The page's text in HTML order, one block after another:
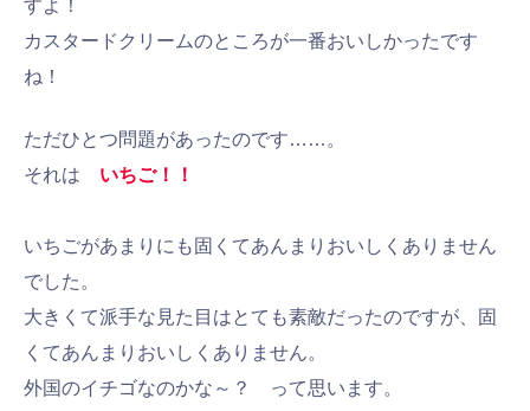
すよ！
カスタードクリームのところが一番おいしかったです
ね！
ただひとつ問題があったのです……。
それは いちご！！
いちごがあまりにも固くてあんまりおいしくありません
でした。
大きくて派手な見た目はとても素敵だったのですが、固
くてあんまりおいしくありません。
外国のイチゴなのかな～？ って思います。